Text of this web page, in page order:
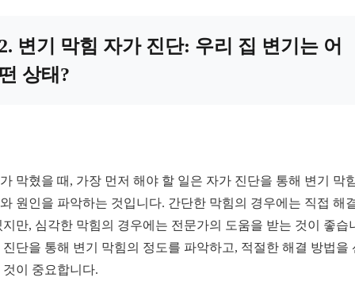
변기 막힘 자가 진단: 우리 집 변기는 어
상태?
막혔을 때, 가장 먼저 해야 할 일은 자가 진단을 통해 변기 막
원인을 파악하는 것입니다. 간단한 막힘의 경우에는 직접 해
지만, 심각한 막힘의 경우에는 전문가의 도움을 받는 것이 좋습
진단을 통해 변기 막힘의 정도를 파악하고, 적절한 해결 방법을
것이 중요합니다.